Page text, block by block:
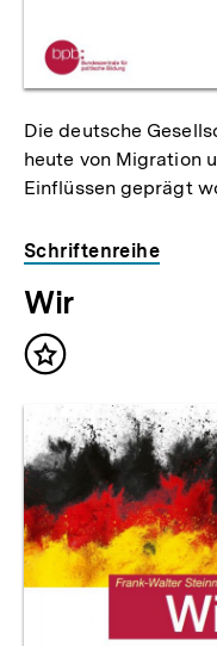
Die deutsche
heute von Migration
Einflüssen geprägt
Schriftenreihe
Wir
Inhalt